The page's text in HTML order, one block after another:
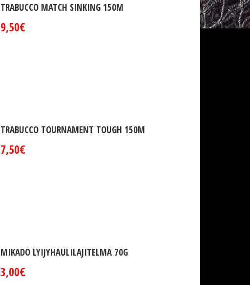
TRABUCCO MATCH SINKING 150M
9,50€
TRABUCCO TOURNAMENT TOUGH 150M
7,50€
MIKADO LYIJYHAULILAJITELMA 70G
3,00€